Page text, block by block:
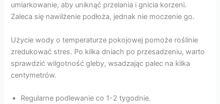
umiarkowanie, aby uniknąć przelania i gnicia korzeni.
Zaleca się nawilżenie podłoża, jednak nie moczenie go.
Użycie wody o temperaturze pokojowej pomoże roślinie
zredukować stres. Po kilka dniach po przesadzeniu, warto
sprawdzić wilgotność gleby, wsadzając palec na kilka
centymetrów.
Regularne podlewanie co 1-2 tygodnie.